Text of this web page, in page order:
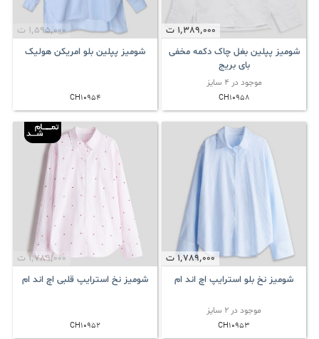
1٬389٬000 ت
شومیز پپلین بغل چاک دکمه مخفی
بای بریج
موجود در 4 سایز
CH10958
1٬595٬000 ت
شومیز پپلین بلو امریکن هولیک
CH10954
1٬789٬000 ت
شومیز نخ بلو استرایپ اچ اند ام
موجود در 2 سایز
CH10953
1٬789٬000 ت
شومیز نخ استرایپ قلبی اچ اند ام
CH10952